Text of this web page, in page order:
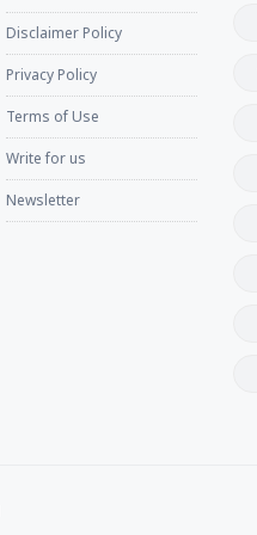
Disclaimer Policy
Privacy Policy
Terms of Use
Write for us
Newsletter